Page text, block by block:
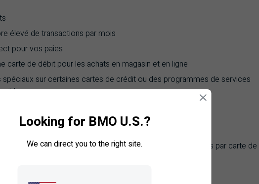
élevé de transactions par mois
pour vos paies
carte de débit pour les achats en magasin et en ligne
sur certaines cartes de crédit ou des programmes de services
le solde de votre compte
utilisé pour émettre des chèques ou effectuer des achats par carte
Looking for BMO U.S.?
We can direct you to the right site.